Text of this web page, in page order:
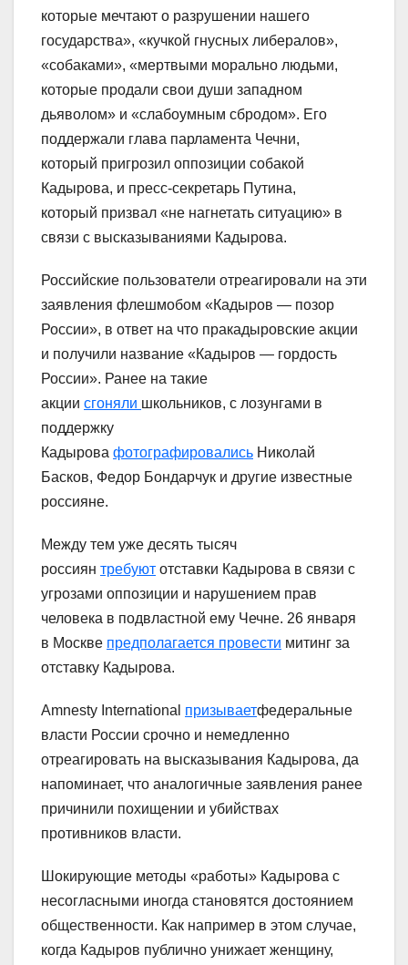
которые мечтают о разрушении нашего
государства», «кучкой гнусных либералов»,
«собаками», «мертвыми морально людьми,
которые продали свои души западном
дьяволом» и «слабоумным сбродом». Его
поддержали глава парламента Чечни,
который пригрозил оппозиции собакой
Кадырова, и пресс-секретарь Путина,
который призвал «не нагнетать ситуацию» в
связи с высказываниями Кадырова.
Российские пользователи отреагировали на эти
заявления флешмобом «Кадыров — позор
России», в ответ на что пракадыровские акции
и получили название «Кадыров — гордость
России». Ранее на такие
акции сгоняли школьников, с лозунгами в
поддержку
Кадырова фотографировались Николай
Басков, Федор Бондарчук и другие известные
россияне.
​​Между тем уже десять тысяч
россиян требуют отставки Кадырова в связи с
угрозами оппозиции и нарушением прав
человека в подвластной ему Чечне. 26 января
в Москве предполагается провести митинг за
отставку Кадырова.
Amnesty International призываетфедеральные
власти России срочно и немедленно
отреагировать на высказывания Кадырова, да
напоминает, что аналогичные заявления ранее
причинили похищении и убийствах
противников власти.
Шокирующие методы «работы» Кадырова с
несогласными иногда становятся достоянием
общественности. Как например в этом случае,
когда Кадыров публично унижает женщину,